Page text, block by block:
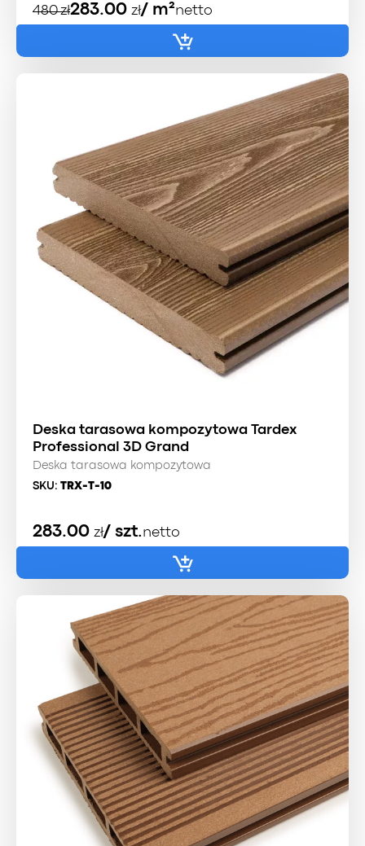
480zł
Pierwotna
cena
283.00 zł
Aktualna
cena
/ m²netto
Deska tarasowa kompozytowa Tardex
Professional 3D Grand
Deska tarasowa kompozytowa
SKU: TRX-T-10
283.00 zł/ szt.netto